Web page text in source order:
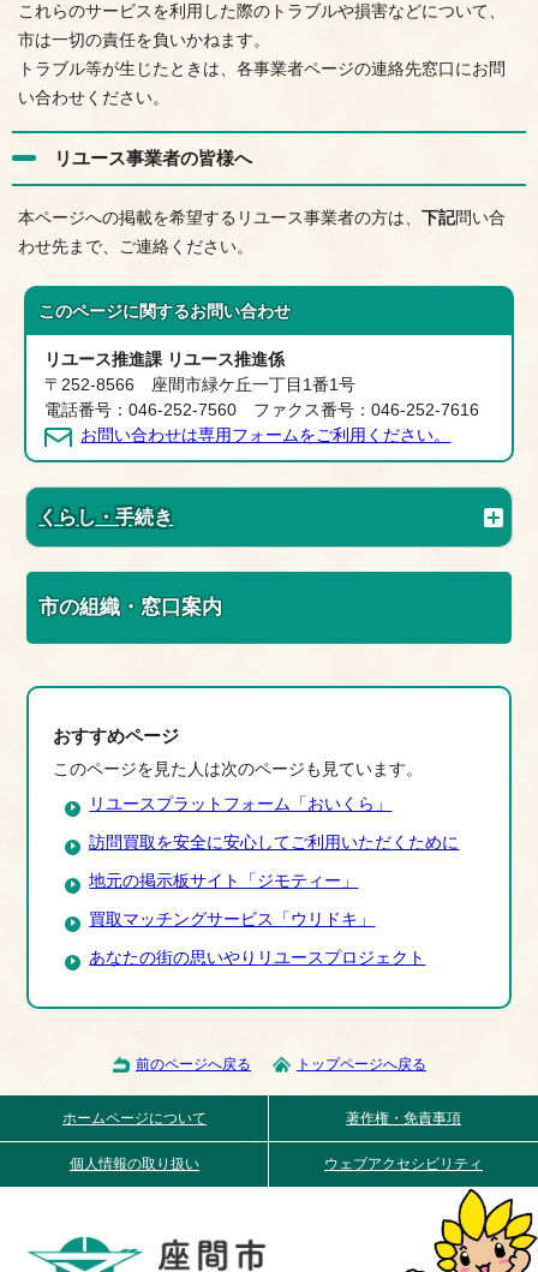
これらのサービスを利用した際のトラブルや損害などについて、
市は一切の責任を負いかねます。
トラブル等が生じたときは、各事業者ページの連絡先窓口にお問
い合わせください。
リユース事業者の皆様へ
本ページへの掲載を希望するリユース事業者の方は、 下記問い合
わせ先まで、ご連絡ください。
このページに関するお問い合わせ
リユース推進課 リユース推進係
〒252-8566 座間市緑ケ丘一丁目1番1号
電話番号：046-252-7560 ファクス番号：046-252-7616
お問い合わせは専用フォームをご利用ください。
くらし・手続き
市の組織・窓口案内
おすすめページ
このページを見た人は次のページも見ています。
リユースプラットフォーム「おいくら」
訪問買取を安全に安心してご利用いただくために
地元の掲示板サイト「ジモティー」
買取マッチングサービス「ウリドキ」
あなたの街の思いやりリユースプロジェクト
前のページへ戻る トップページへ戻る
ホームページについて 著作権・免責事項
個人情報の取り扱い ウェブアクセシビリティ